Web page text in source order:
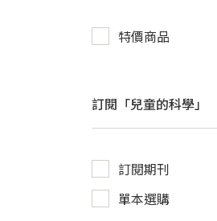
特價商品
訂閱「兒童的科學」
訂閱期刊
單本選購